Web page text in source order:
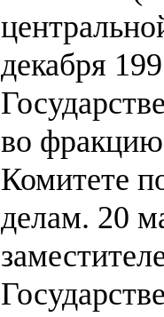
декабря
во
Комитете
делам. 20